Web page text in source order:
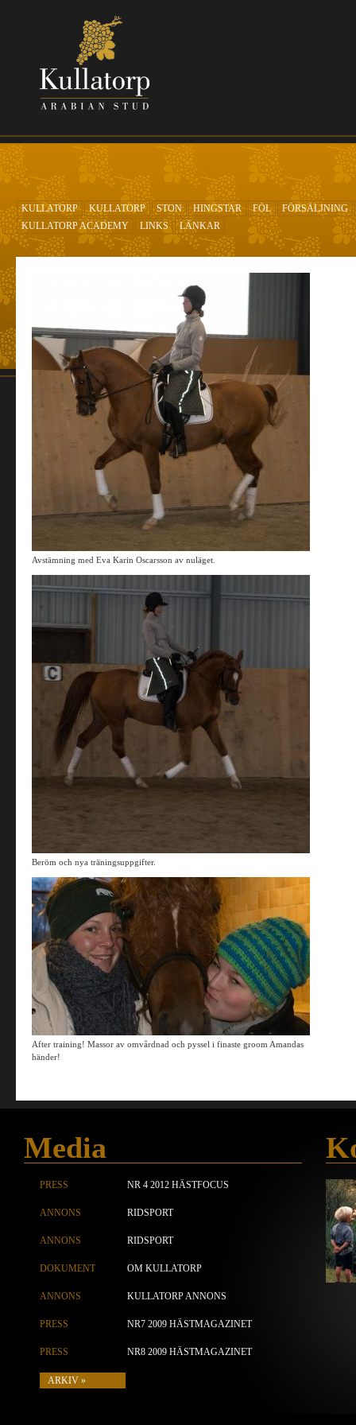
KULLATORP KULLATORP STON HINGSTAR FÖL
FÖRSÄLJNING
KULLATORP ACADEMY
LINKS LÄNKAR
Avstämning med Eva Karin Oscarsson av nuläget.
Beröm och nya träningsuppgifter.
After training! Massor av omvårdnad och pyssel i finaste groom Amandas
händer!
Media
PRESS NR 4 2012 HÄSTFOCUS
ANNONS RIDSPORT
ANNONS RIDSPORT
DOKUMENT OM KULLATORP
ANNONS KULLATORP ANNONS
PRESS NR7 2009 HÄSTMAGAZINET
PRESS NR8 2009 HÄSTMAGAZINET
ARKIV »